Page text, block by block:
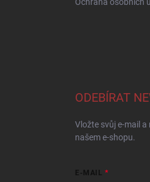
ODEBÍRAT
Vložte svůj e-mail
našem e-shopu.
E-MAIL